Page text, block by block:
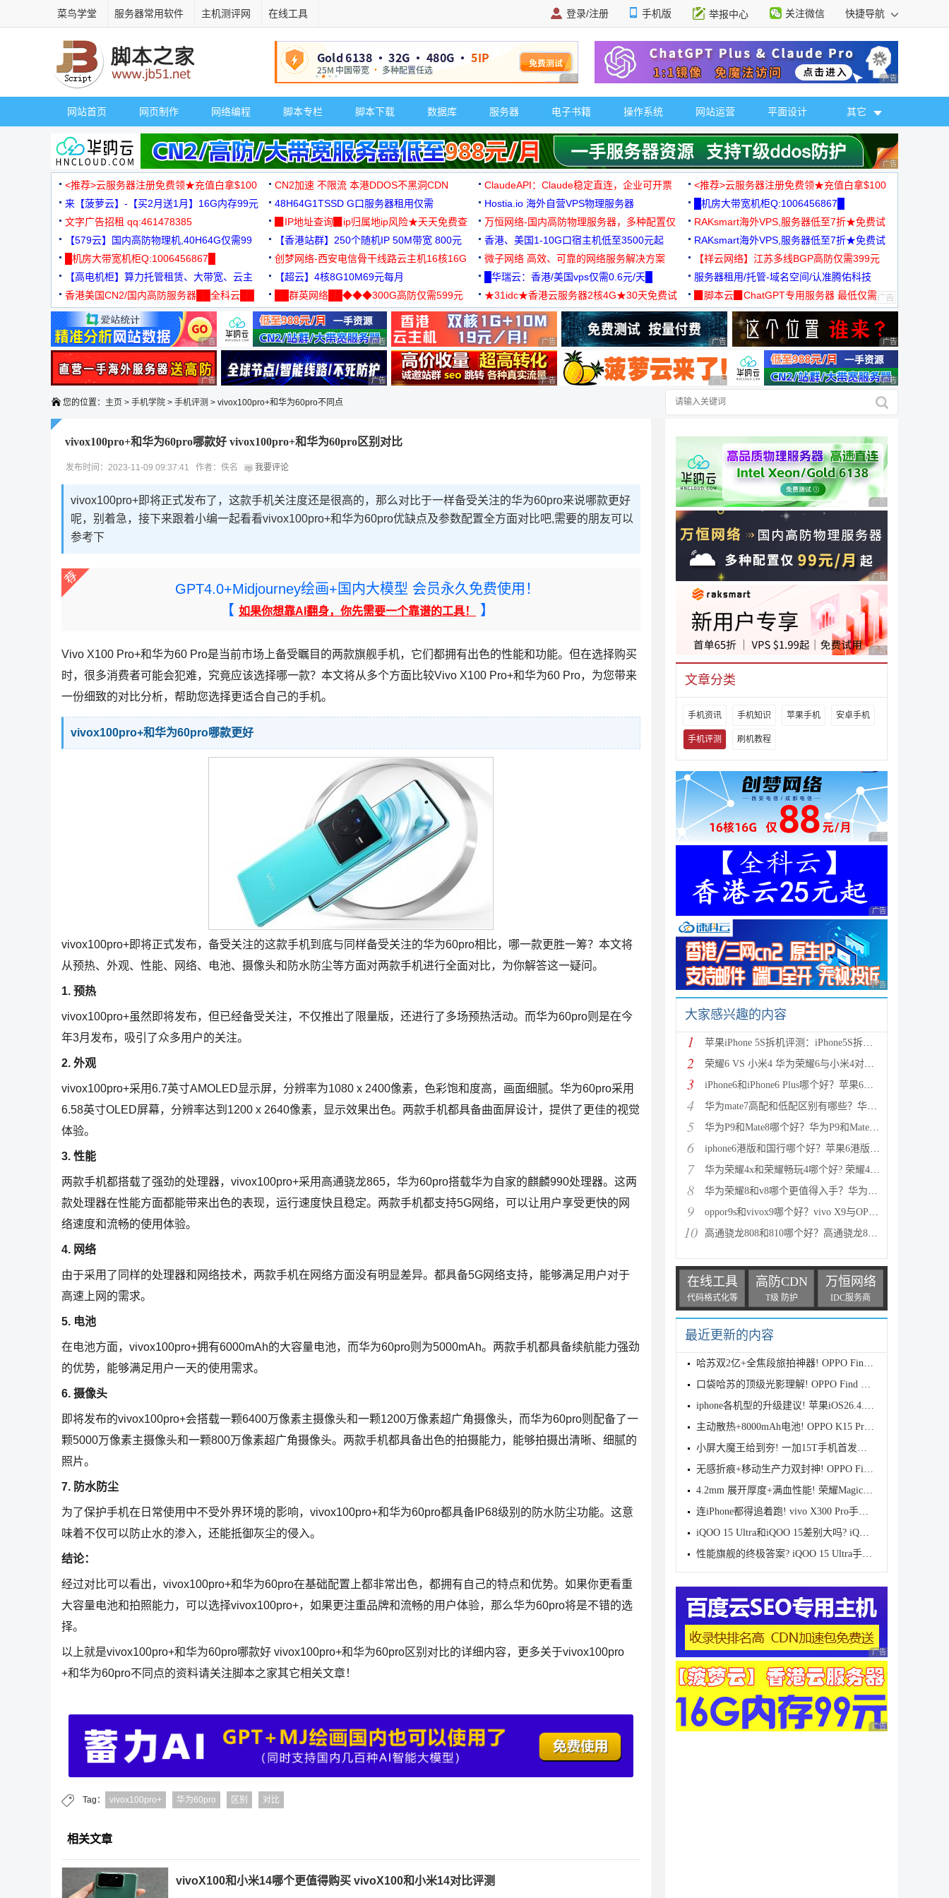
菜鸟学堂 服务器常用软件 主机测评网 在线工具 登录/注册 手机版 举报中心 关注微信 快捷导航
广告 商业广告，理性选择 广告 商业广告，理
网站首页 网页制作 网络编程 脚本专栏 脚本下载 数据库 服务器 电子书籍 操作系统 网站运营 平面设计 其它
广告 商业广告，理
<推荐>云服务器注册免费领★充值白拿$100 CN2加速 不限流 本港DDOS不黑洞CDN ClaudeAPI：Claude稳定直连，企业可开票
<推荐>云服务器注册免费领★充值白拿$100
来【菠萝云】-【买2月送1月】16G内存99元
48H64G1TSSD G口服务器租用仅需
3000+可免费测试
Hostia.io 海外自营VPS物理服务器
█机房大带宽机柜Q:1006456867█
文字广告招租 qq:461478385
▉IP地址查询▉ip归属地ip风险★天天免费查
万恒网络-国内高防物理服务器，多种配置仅
99元/月起
RAKsmart海外VPS,服务器低至7折★免费试
用★
【579云】国内高防物理机,40H64G仅需99
元
【香港站群】250个随机IP 50M带宽 800元 香港、美国1-10G口宿主机低至3500元起
RAKsmart海外VPS,服务器低至7折★免费试
用★
█机房大带宽机柜Q:1006456867█
创梦网络-西安电信骨干线路云主机16核16G
88元/月
微子网络 高效、可靠的网络服务解决方案
【祥云网络】江苏多线BGP高防仅需399元
【高电机柜】算力托管租赁、大带宽、云主
机
【超云】4核8G10M69元每月 █华瑞云：香港/美国vps仅需0.6元/天█
服务器租用/托管-域名空间/认准腾佑科技
香港美国CN2/国内高防服务器██全科云██
██群英网络██◆◆◆300G高防仅需599元
◆◆◆
★31idc★香港云服务器2核4G★30天免费试
用◆
▉脚本云▉ChatGPT专用服务器 最低仅需
19元/月
广告 商业广告，理性选择 广告 商业广告，理性选择 广告 商业广告，理性选择 广告 商业广告，理性选择 广告 商业广告，理
广告 商业广告，理性选择 广告 商业广告，理性选择 广告 商业广告，理性选择 广告 商业广告，理性选择 广告 商业广告，理
您的位置： 主页 > 手机学院 > 手机评测 > vivox100pro+和华为60pro不同点
vivox100pro+和华为60pro哪款好 vivox100pro+和华为60pro区别对比
发布时间：2023-11-09 09:37:41 作者：佚名 我要评论
vivox100pro+即将正式发布了，这款手机关注度还是很高的，那么对比于一样备受关注的华为60pro来说哪款更好
呢，别着急，接下来跟着小编一起看看vivox100pro+和华为60pro优缺点及参数配置全方面对比吧,需要的朋友可以
参考下
GPT4.0+Midjourney绘画+国内大模型 会员永久免费使用！
【 如果你想靠AI翻身，你先需要一个靠谱的工具！ 】
Vivo X100 Pro+和华为60 Pro是当前市场上备受瞩目的两款旗舰手机，它们都拥有出色的性能和功能。但在选择购买
时，很多消费者可能会犯难，究竟应该选择哪一款？本文将从多个方面比较Vivo X100 Pro+和华为60 Pro，为您带来
一份细致的对比分析，帮助您选择更适合自己的手机。
vivox100pro+和华为60pro哪款更好
vivox100pro+即将正式发布，备受关注的这款手机到底与同样备受关注的华为60pro相比，哪一款更胜一筹？本文将
从预热、外观、性能、网络、电池、摄像头和防水防尘等方面对两款手机进行全面对比，为你解答这一疑问。
1. 预热
vivox100pro+虽然即将发布，但已经备受关注，不仅推出了限量版，还进行了多场预热活动。而华为60pro则是在今
年3月发布，吸引了众多用户的关注。
2. 外观
vivox100pro+采用6.7英寸AMOLED显示屏，分辨率为1080 x 2400像素，色彩饱和度高，画面细腻。华为60pro采用
6.58英寸OLED屏幕，分辨率达到1200 x 2640像素，显示效果出色。两款手机都具备曲面屏设计，提供了更佳的视觉
体验。
3. 性能
两款手机都搭载了强劲的处理器，vivox100pro+采用高通骁龙865，华为60pro搭载华为自家的麒麟990处理器。这两
款处理器在性能方面都能带来出色的表现，运行速度快且稳定。两款手机都支持5G网络，可以让用户享受更快的网
络速度和流畅的使用体验。
4. 网络
由于采用了同样的处理器和网络技术，两款手机在网络方面没有明显差异。都具备5G网络支持，能够满足用户对于
高速上网的需求。
5. 电池
在电池方面，vivox100pro+拥有6000mAh的大容量电池，而华为60pro则为5000mAh。两款手机都具备续航能力强劲
的优势，能够满足用户一天的使用需求。
6. 摄像头
即将发布的vivox100pro+会搭载一颗6400万像素主摄像头和一颗1200万像素超广角摄像头，而华为60pro则配备了一
颗5000万像素主摄像头和一颗800万像素超广角摄像头。两款手机都具备出色的拍摄能力，能够拍摄出清晰、细腻的
照片。
7. 防水防尘
为了保护手机在日常使用中不受外界环境的影响，vivox100pro+和华为60pro都具备IP68级别的防水防尘功能。这意
味着不仅可以防止水的渗入，还能抵御灰尘的侵入。
结论：
经过对比可以看出，vivox100pro+和华为60pro在基础配置上都非常出色，都拥有自己的特点和优势。如果你更看重
大容量电池和拍照能力，可以选择vivox100pro+，如果更注重品牌和流畅的用户体验，那么华为60pro将是不错的选
择。
以上就是vivox100pro+和华为60pro哪款好 vivox100pro+和华为60pro区别对比的详细内容，更多关于vivox100pro
+和华为60pro不同点的资料请关注脚本之家其它相关文章！
Tag： vivox100pro+ 华为60pro 区别 对比
相关文章
vivoX100和小米14哪个更值得购买 vivoX100和小米14对比评测
广告 商业广告，理性
广告 商业广告，理性
广告 商业广告，理性
文章分类
手机资讯 手机知识 苹果手机 安卓手机
手机评测 刷机教程
广告 商业广告，理性
广告 商业广告，理性
广告 商业广告，理性
大家感兴趣的内容
1 苹果iPhone 5S拆机评测：iPhone5S拆机图解详细教程(真
2 荣耀6 VS 小米4 华为荣耀6与小米4对比评测（详细全面
3 iPhone6和iPhone6 Plus哪个好？苹果6和iPhone6 Plus区
4 华为mate7高配和低配区别有哪些？华为mate7低配(标准
5 华为P9和Mate8哪个好？华为P9和Mate8详细对比评测
6 iphone6港版和国行哪个好？苹果6港版和国行区别对比评
7 华为荣耀4x和荣耀畅玩4哪个好? 荣耀4x和荣耀畅玩4区别
8 华为荣耀8和v8哪个更值得入手？华为荣耀v8和荣耀8全面
9 oppor9s和vivox9哪个好？vivo X9与OPPO R9s区别对比深
10 高通骁龙808和810哪个好？高通骁龙808和810区别对比评
在线工具
代码格式化等
高防CDN
T级 防护
万恒网络
IDC服务商
最近更新的内容
哈苏双2亿+全焦段旅拍神器! OPPO Find X9s Pro首发全
口袋哈苏的顶级光影理解! OPPO Find X9 Ultra首发评测
iphone各机型的升级建议! 苹果iOS26.4.1正式版续航测
主动散热+8000mAh电池! OPPO K15 Pro首发评测
小屏大魔王给到夯! 一加15T手机首发测评
无感折痕+移动生产力双封神! OPPO Find N6首发测评
4.2mm 展开厚度+满血性能! 荣耀Magic V6首发测评
连iPhone都得追着跑! vivo X300 Pro手机首发评测
iQOO 15 Ultra和iQOO 15差别大吗? iQOO 15/Ultra区别
性能旗舰的终极答案? iQOO 15 Ultra手机全面评测
广告 商业广告，理性
广告 商业广告，理性